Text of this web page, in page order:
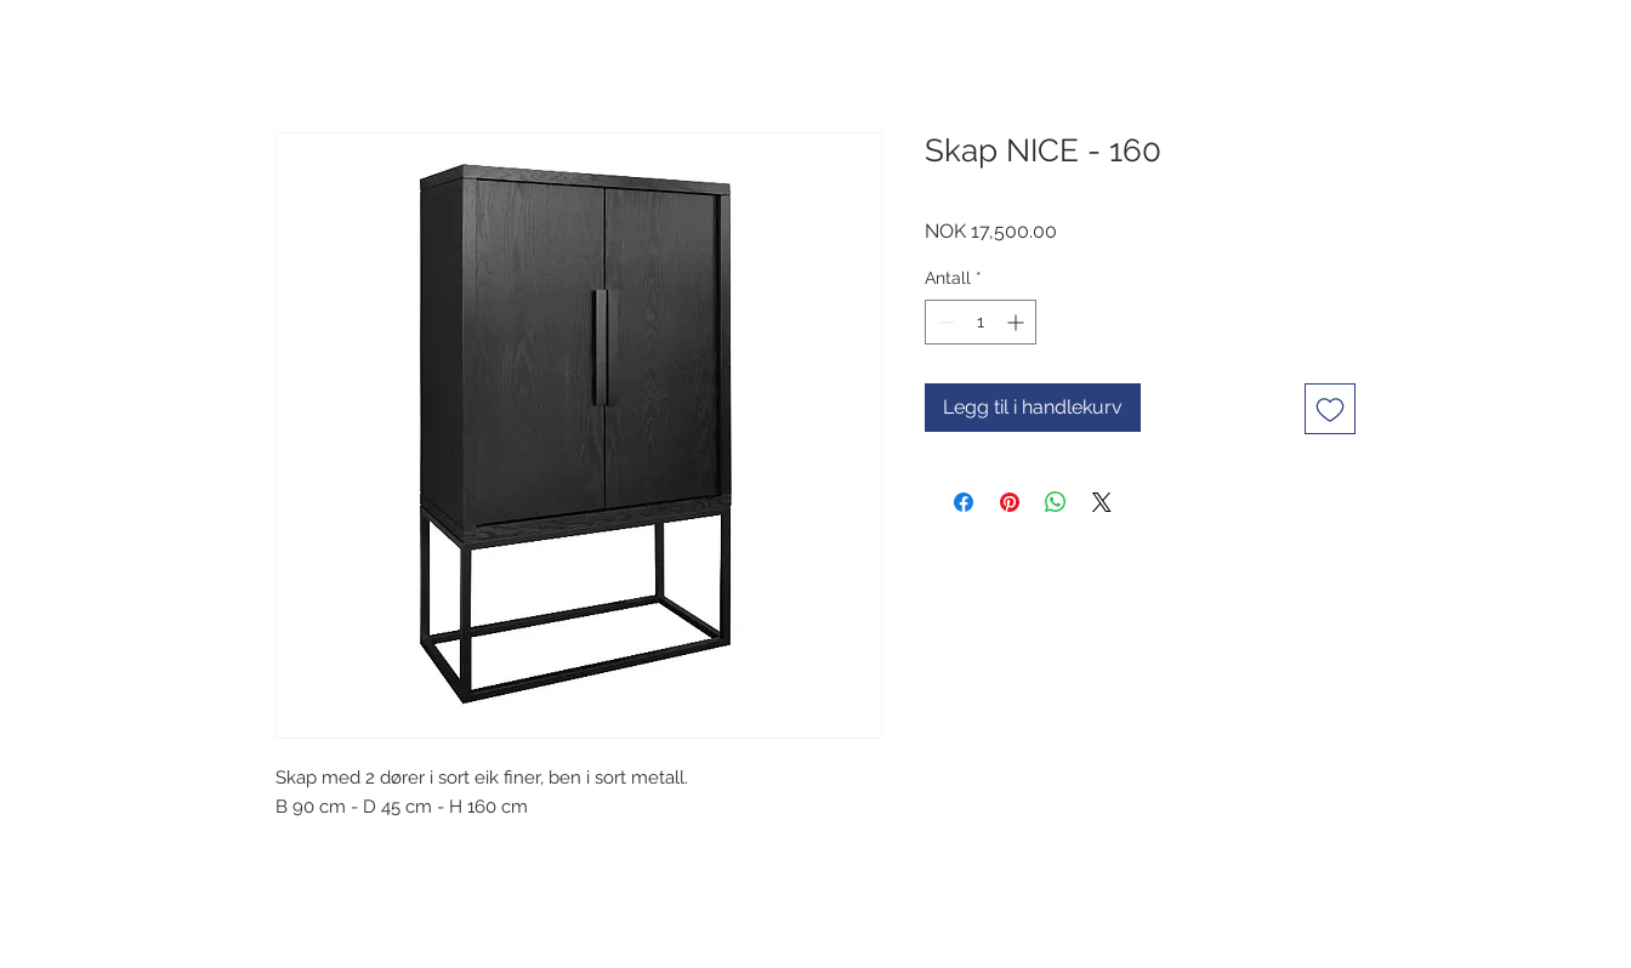
Skap med 2 dører i sort eik finer, ben i sort metall.
B 90 cm - D 45 cm - H 160 cm
Skap NICE - 160
NOK 17,500.00
Antall *
Legg til i handlekurv